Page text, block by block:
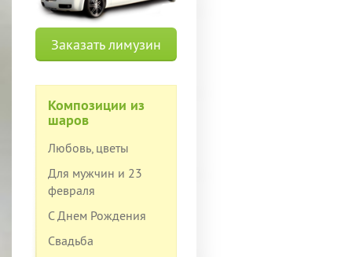
Заказать лимузин
Композиции из
шаров
Любовь, цветы
Для мужчин и 23
февраля
С Днем Рождения
Свадьба